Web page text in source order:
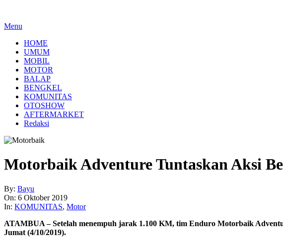
Menu
HOME
UMUM
MOBIL
MOTOR
BALAP
BENGKEL
KOMUNITAS
OTOSHOW
AFTERMARKET
Redaksi
Motorbaik Adventure Tuntaskan Aksi
By: Bayu
On: 6 Oktober 2019
In: KOMUNITAS, Motor
ATAMBUA – Setelah menempuh jarak 1.100 KM, tim Enduro Motorbaik
Jumat (4/10/2019).